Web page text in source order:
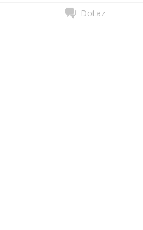
Dotaz